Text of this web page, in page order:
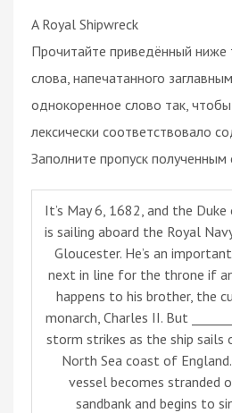
A Royal Shipwreck
Прочитайте приведённый ниже
слова, напечатанного
однокоренное слово так,
лексически соответствовало
Заполните пропуск полученным
It’s May 6, 1682, and the
is sailing aboard the Royal
Gloucester. He’s an important
next in line for the throne if
happens to his brother, the
monarch, Charles II. But
storm strikes as the ship
North Sea coast of
vessel becomes stranded
sandbank and begins to